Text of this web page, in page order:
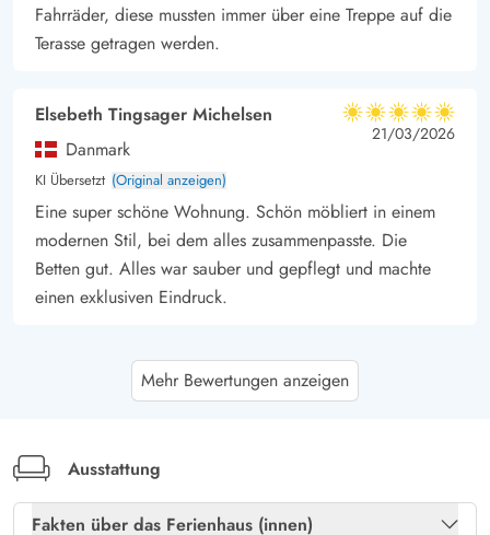
Fahrräder, diese mussten immer über eine Treppe auf die
Terasse getragen werden.
Elsebeth Tingsager Michelsen
Danmark
KI Übersetzt (Original anzeigen)
5 von 5
5 von 5
5 out of 5
21/03/2026
Eine super schöne Wohnung. Schön möbliert in einem
modernen Stil, bei dem alles zusammenpasste. Die
Betten gut. Alles war sauber und gepflegt und machte
einen exklusiven Eindruck.
Susanne Walter
Deutschland
5 von 5
5 out of 5
Für uns mit einem größeren Hund war es schwer die
Treppe hochzukommen da er in den kleinen Löchern der
Stufen hängenblieb .
Mehr Bewertungen anzeigen
Ausstattung
Fakten über das Ferienhaus (innen)